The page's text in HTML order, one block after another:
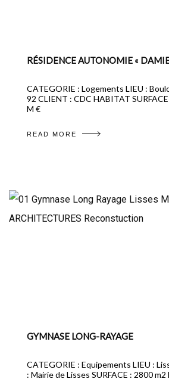
RÉSIDENCE AUTONOMIE «
CATEGORIE : Logements LIEU :
92 CLIENT : CDC HABITAT
M €
READ MORE
GYMNASE LONG-RAYAGE
CATEGORIE : Equipements LIEU :
: Mairie de Lisses SURFACE : 2800